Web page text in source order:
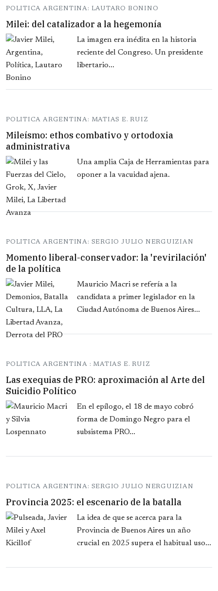
POLITICA ARGENTINA: LAUTARO BONINO
Milei: del catalizador a la hegemonía
La imagen era inédita en la historia
reciente del Congreso. Un presidente
libertario...
POLITICA ARGENTINA: MATIAS E. RUIZ
Mileísmo: ethos combativo y ortodoxia
administrativa
Una amplia Caja de Herramientas para
oponer a la vacuidad ajena.
POLITICA ARGENTINA: SERGIO JULIO NERGUIZIAN
Momento liberal-conservador: la 'revirilación'
de la política
Mauricio Macri se refería a la
candidata a primer legislador en la
Ciudad Autónoma de Buenos Aires...
POLITICA ARGENTINA : MATIAS E. RUIZ
Las exequias de PRO: aproximación al Arte del
Suicidio Político
En el epílogo, el 18 de mayo cobró
forma de Domingo Negro para el
subsistema PRO...
POLITICA ARGENTINA: SERGIO JULIO NERGUIZIAN
Provincia 2025: el escenario de la batalla
La idea de que se acerca para la
Provincia de Buenos Aires un año
crucial en 2025 supera el habitual uso...